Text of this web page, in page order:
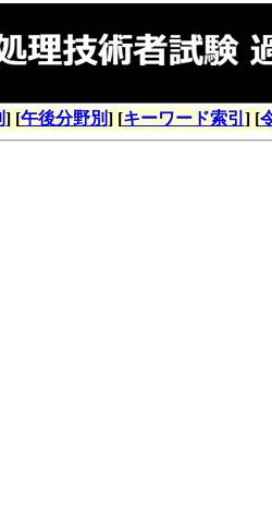
] [午後分野別] [キーワード索引 ] [